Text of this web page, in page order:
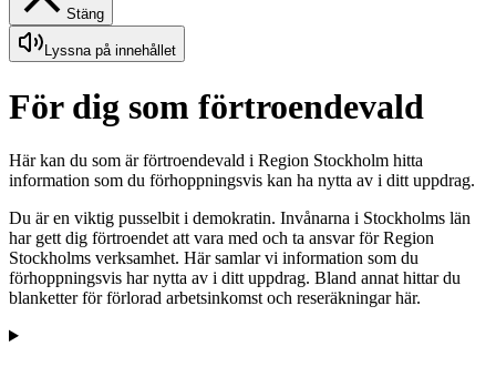
Stäng
Lyssna på innehållet
För dig som förtroendevald
Här kan du som är förtroendevald i Region Stockholm hitta
information som du förhoppningsvis kan ha nytta av i ditt uppdrag.
Du är en viktig pusselbit i demokratin. Invånarna i Stockholms län
har gett dig förtroendet att vara med och ta ansvar för Region
Stockholms verksamhet. Här samlar vi information som du
förhoppningsvis har nytta av i ditt uppdrag. Bland annat hittar du
blanketter för förlorad arbetsinkomst och reseräkningar här.